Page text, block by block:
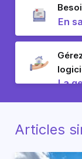
En
La
Articles